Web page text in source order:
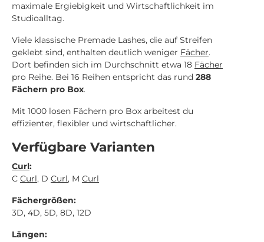
maximale Ergiebigkeit und Wirtschaftlichkeit im
Studioalltag.
Viele klassische Premade Lashes, die auf Streifen
geklebt sind, enthalten deutlich weniger Fächer.
Dort befinden sich im Durchschnitt etwa 18 Fächer
pro Reihe. Bei 16 Reihen entspricht das rund 288
Fächern pro Box.
Mit 1000 losen Fächern pro Box arbeitest du
effizienter, flexibler und wirtschaftlicher.
Verfügbare Varianten
Curl:
C Curl, D Curl, M Curl
Fächergrößen:
3D, 4D, 5D, 8D, 12D
Längen: